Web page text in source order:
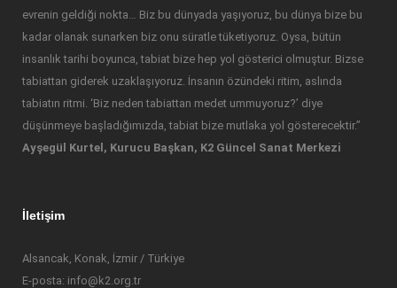
evrenin geldiği nokta… Biz bu dünyada yaşıyoruz, bu dünya bize bu
kadar olanak sunarken biz onu süratle tüketiyoruz. Oysa, bütün
insanlık tarihi boyunca, tabiat bize hep yol gösterici olmuştur. Bizse
tabiattan giderek uzaklaşıyoruz. İnsanın özündeki ritim, aslında
tabiatın ritmi. ‘Biz neden tabiattan medet ummuyoruz?’ diye
düşünmeye başladığımızda, tabiat bize mutlaka yol gösterecektir.”
Ayşegül Kurtel, Kurucu Başkan, K2 Güncel Sanat Merkezi
İletişim
Alsancak, Konak, İzmir / Türkiye
E-posta: info@k2.org.tr